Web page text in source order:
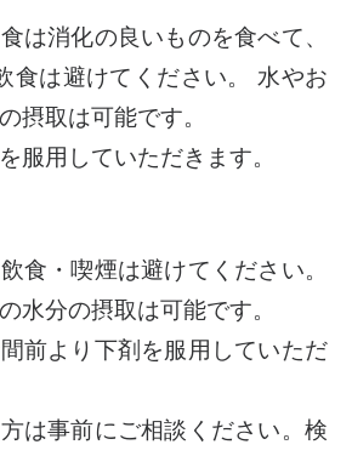
は消化の良いものを食べて、
食は避けてください。 水やお
摂取は可能です。
服用していただきます。
食・喫煙は避けてください。
水分の摂取は可能です。
前より下剤を服用していただ
は事前にご相談ください。検